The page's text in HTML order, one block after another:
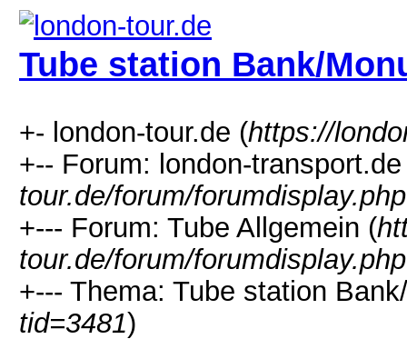
Tube station Bank/
+- london-tour.de (https://
+-- Forum: london-
tour.de/forum/
+--- Forum: Tube Allgemein (
tour.de/forum/
+--- Thema: Tube station
tid=3481)